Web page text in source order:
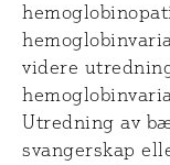
videre
Utredning av
svangerskap